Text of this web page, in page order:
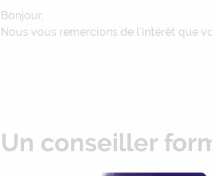
Bonjour,
Nous vous remercions de l’intérêt que
Un conseiller